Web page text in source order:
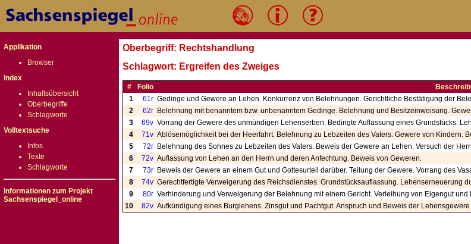
Applikation
Browser
Index
Inhaltsübersicht
Oberbegriffe
Schlagworte
Volltextsuche
Infos
Texte
Schlagworte
Informationen zum Projekt
Sachsenspiegel_online
Oberbegriff: Rechtshandlung
Schlagwort: Ergreifen des Zweiges
# Folio
1
61r Gedinge und Gewere an Lehen. Konkurrenz von Belehnungen. Gerichtliche Bestätigung der
2
62r Belehnung mit benanntem bzw. unbenanntem Gedinge. Belehnung und Besitzeinweisung.
3
69v Vorrang der Gewere des unmündigen Lehenserben. Bedingte Auflassung eines Grundstücks.
4
71v Ablösemöglichkeit bei der Heerfahrt. Belehnung zu Lebzeiten des Vaters. Gewere von Kindern.
5
72r Belehnung des Sohnes zu Lebzeiten des Vaters. Beweis der Gewere an Lehen. Versuch der
6
72v Auflassung von Lehen an den Herrn und deren Anfechtung. Beweis von Geweren.
7
73r Beweis der Gewere an einem Gut und Gottesurteil darüber. Teilung der Gewere. Vorrang des
8
74v Gerechtfertigte Verweigerung des Reichsdienstes. Grundstücksauflassung. Lehenserneuerung
9
80r Verhinderung und Verweigerung der Belehnung mit einem Gericht. Verleihung von Eigengut
10
82v Aufkündigung eines Burglehens. Zinsgut und Pachtgut. Anspruch und Beweis der